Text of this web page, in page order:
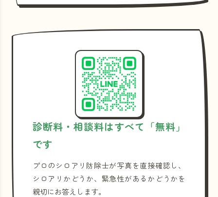
診断料・相談料はすべて「無料」
です
プロのシロアリ防除士が写真を直接確認し、
シロアリかどうか、緊急性があるかどうかを
親切にお答えします。